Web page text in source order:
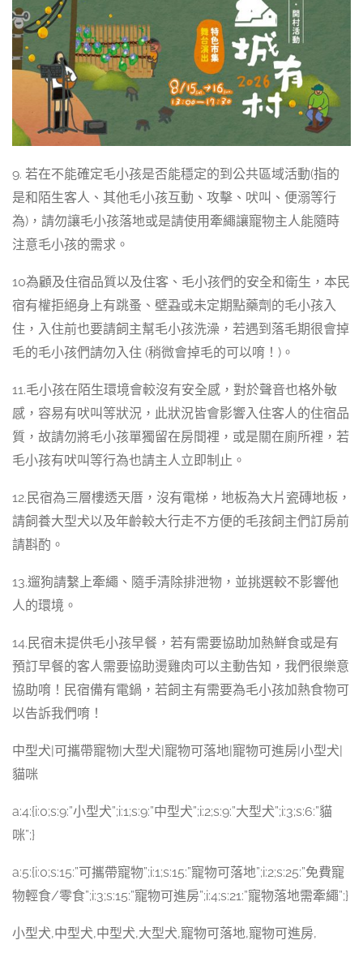
9. 若在不能確定毛小孩是否能穩定的到公共區域活動(指的
是和陌生客人、其他毛小孩互動、攻擊、吠叫、便溺等行
為)，請勿讓毛小孩落地或是請使用牽繩讓寵物主人能隨時
注意毛小孩的需求。
10為顧及住宿品質以及住客、毛小孩們的安全和衛生，本民
宿有權拒絕身上有跳蚤、壁蝨或未定期點藥劑的毛小孩入
住，入住前也要請飼主幫毛小孩洗澡，若遇到落毛期很會掉
毛的毛小孩們請勿入住 (稍微會掉毛的可以唷！)。
11.毛小孩在陌生環境會較沒有安全感，對於聲音也格外敏
感，容易有吠叫等狀況，此狀況皆會影響入住客人的住宿品
質，故請勿將毛小孩單獨留在房間裡，或是關在廁所裡，若
毛小孩有吠叫等行為也請主人立即制止。
12.民宿為三層樓透天厝，沒有電梯，地板為大片瓷磚地板，
請飼養大型犬以及年齡較大行走不方便的毛孩飼主們訂房前
請斟酌。
13.遛狗請繫上牽繩、隨手清除排泄物，並挑選較不影響他
人的環境。
14.民宿未提供毛小孩早餐，若有需要協助加熱鮮食或是有
預訂早餐的客人需要協助燙雞肉可以主動告知，我們很樂意
協助唷！民宿備有電鍋，若飼主有需要為毛小孩加熱食物可
以告訴我們唷！
中型犬|可攜帶寵物|大型犬|寵物可落地|寵物可進房|小型犬|
貓咪
a:4:{i:0;s:9:”小型犬”;i:1;s:9:”中型犬”;i:2;s:9:”大型犬”;i:3;s:6:”貓
咪”;}
a:5:{i:0;s:15:”可攜帶寵物”;i:1;s:15:”寵物可落地”;i:2;s:25:”免費寵
物輕食/零食”;i:3;s:15:”寵物可進房”;i:4;s:21:”寵物落地需牽繩”;}
小型犬,中型犬,中型犬,大型犬,寵物可落地,寵物可進房,